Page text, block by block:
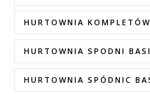
HURTOWNIA
HURTOWNIA SPODNI
HURTOWNIA SPÓDNIC